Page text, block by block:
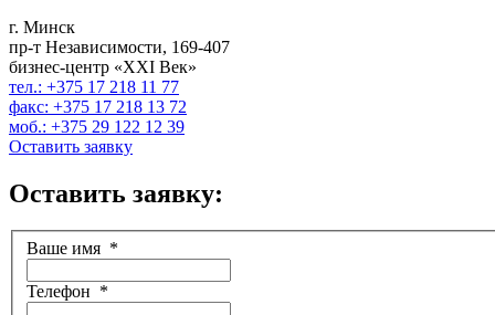
г. Минск
пр-т Независимости, 169-407
бизнес-центр «XXI Век»
тел.: +375 17 218 11 77
факс: +375 17 218 13 72
моб.: +375 29 122 12 39
Оставить заявку
Оставить заявку:
Ваше имя *
Телефон *